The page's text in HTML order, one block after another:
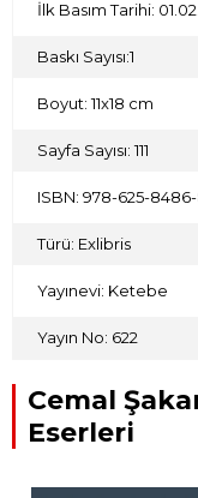
İlk Basım Tarihi:
Baskı Sayısı:1
Boyut: 11x18 cm
Sayfa Sayısı: 111
ISBN: 978-625-
Türü: Exlibris
Yayınevi: Ketebe
Yayın No: 622
Cemal
Eserleri